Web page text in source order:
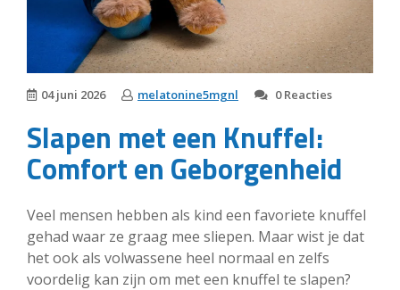
04 juni 2026 melatonine5mgnl 0 Reacties
Slapen met een Knuffel:
Comfort en Geborgenheid
Veel mensen hebben als kind een favoriete knuffel
gehad waar ze graag mee sliepen. Maar wist je dat
het ook als volwassene heel normaal en zelfs
voordelig kan zijn om met een knuffel te slapen?